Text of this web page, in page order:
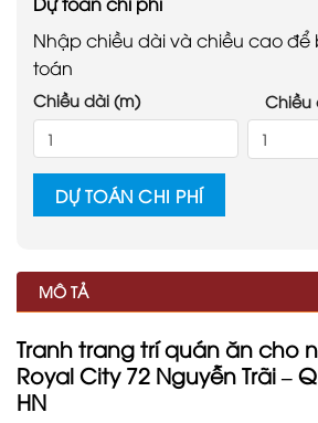
Nhập chiều dài và chiều cao để
toán
Chiều dài (m) Chiều
DỰ TOÁN CHI PHÍ
MÔ TẢ
Tranh trang trí quán ăn cho
Royal City 72 Nguyễn Trãi –
HN